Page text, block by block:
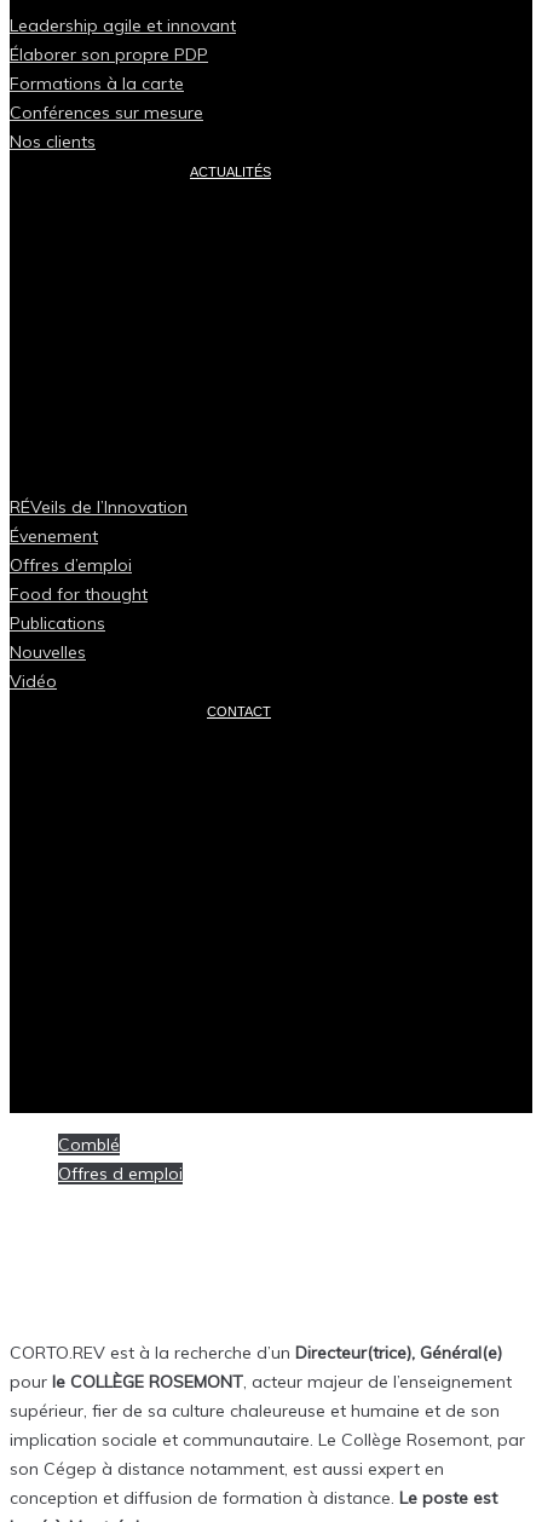
Leadership agile et innovant
Élaborer son propre PDP
Formations à la carte
Conférences sur mesure
Nos clients
ACTUALITÉS
RÉVeils de l’Innovation
Évenement
Offres d’emploi
Food for thought
Publications
Nouvelles
Vidéo
CONTACT
Comblé
Offres d emploi
CORTO.REV est à la recherche d’un Directeur(trice), Général(e)
pour le COLLÈGE ROSEMONT, acteur majeur de l’enseignement
supérieur, fier de sa culture chaleureuse et humaine et de son
implication sociale et communautaire. Le Collège Rosemont, par
son Cégep à distance notamment, est aussi expert en
conception et diffusion de formation à distance. Le poste est